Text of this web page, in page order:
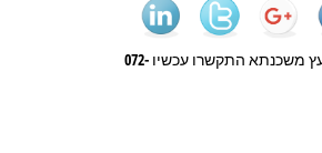
לשיחה עם יועץ משכנתא התקשרו עכשיו 072-